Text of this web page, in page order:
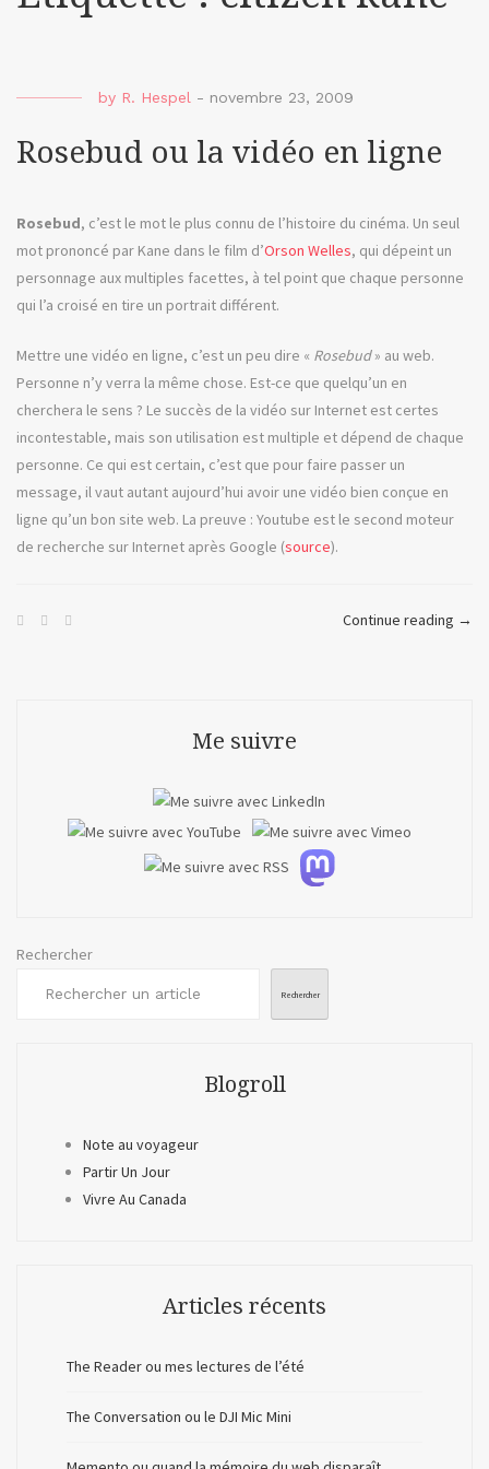
by R. Hespel - novembre 23, 2009
Rosebud ou la vidéo en ligne
Rosebud, c’est le mot le plus connu de l’histoire du cinéma. Un seul
mot prononcé par Kane dans le film d’Orson Welles, qui dépeint un
personnage aux multiples facettes, à tel point que chaque personne
qui l’a croisé en tire un portrait différent.
Mettre une vidéo en ligne, c’est un peu dire « Rosebud» au web.
Personne n’y verra la même chose. Est-ce que quelqu’un en
cherchera le sens ? Le succès de la vidéo sur Internet est certes
incontestable, mais son utilisation est multiple et dépend de chaque
personne. Ce qui est certain, c’est que pour faire passer un
message, il vaut autant aujourd’hui avoir une vidéo bien conçue en
ligne qu’un bon site web. La preuve : Youtube est le second moteur
de recherche sur Internet après Google (source).
Continue reading «
→
Me suivre
Rechercher
Rechercher
Blogroll
Note au voyageur
Partir Un Jour
Vivre Au Canada
Articles récents
The Reader ou mes lectures de l’été
The Conversation ou le DJI Mic Mini